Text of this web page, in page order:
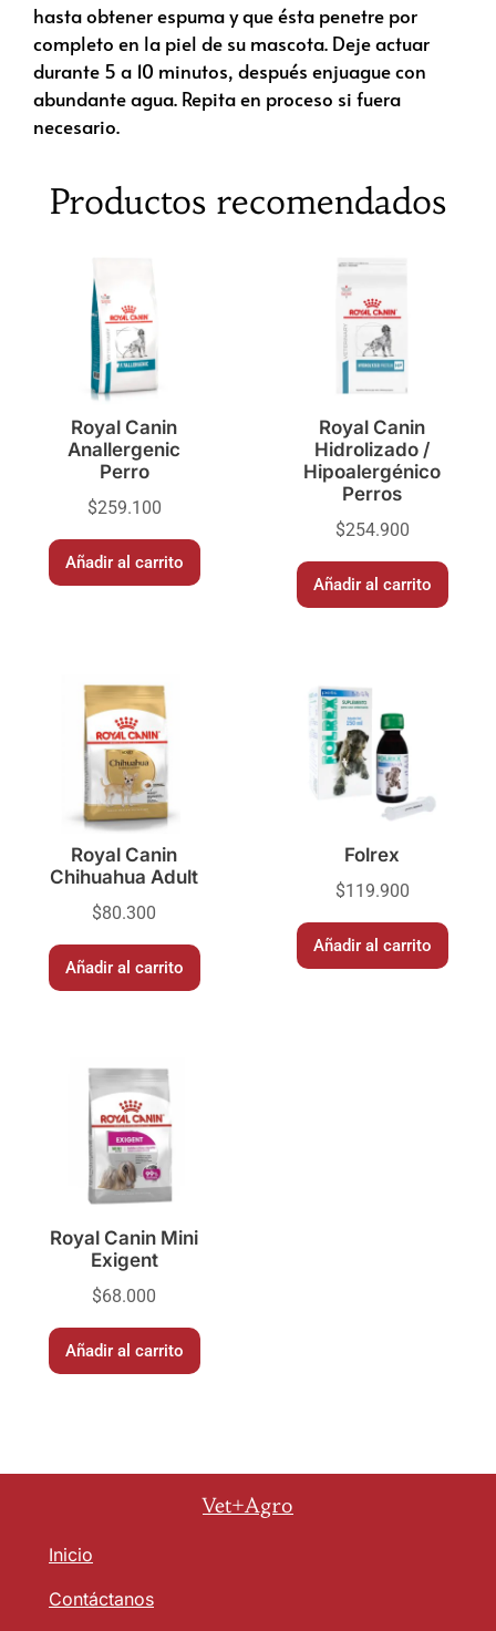
hasta obtener espuma y que ésta penetre por
completo en la piel de su mascota. Deje actuar
durante 5 a 10 minutos, después enjuague con
abundante agua. Repita en proceso si fuera
necesario.
Productos recomendados
Royal Canin
Anallergenic
Perro
$259.100
Añadir al carrito
Royal Canin
Hidrolizado /
Hipoalergénico
Perros
$254.900
Añadir al carrito
Royal Canin
Chihuahua Adult
$80.300
Añadir al carrito
Folrex
$119.900
Añadir al carrito
Royal Canin Mini
Exigent
$68.000
Añadir al carrito
Vet+Agro
Inicio
Contáctanos